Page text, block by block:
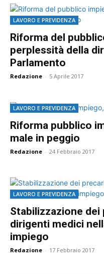
LAVORO E PREVIDENZA
Riforma del
perplessità della
Parlamento
Redazione - 5 Aprile 2017
LAVORO E PREVIDENZA
Riforma pubblico
male in peggio
Redazione - 24 Febbraio 2017
LAVORO E PREVIDENZA
Stabilizzazione dei
dirigenti medici
impiego
Redazione - 17 Febbraio 2017